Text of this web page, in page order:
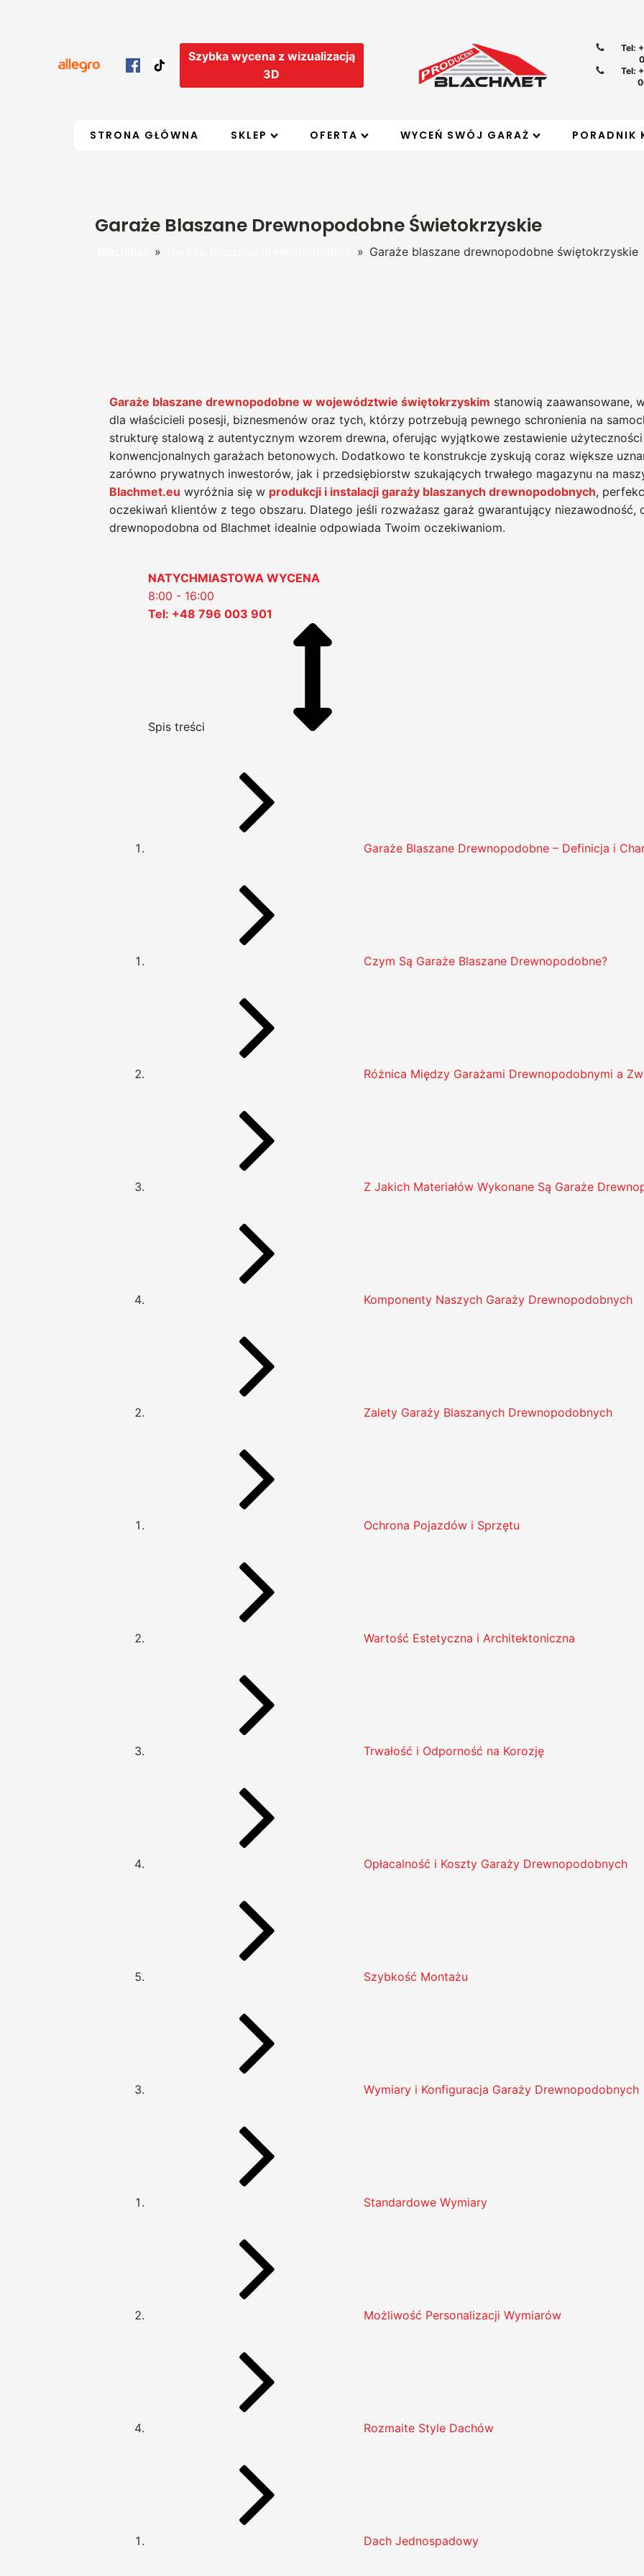
Szybka wycena z wizualizacją
3D
Tel:
Tel:
STRONA GŁÓWNA SKLEP OFERTA WYCEŃ SWÓJ GARAŻ PORADNIK
Garaże Blaszane Drewnopodobne Świetokrzyskie
» » Garaże blaszane drewnopodobne świętokrzyskie
Garaże blaszane drewnopodobne w województwie świętokrzyskim stanowią zaawansowane,
dla właścicieli posesji, biznesmenów oraz tych, którzy potrzebują pewnego schronienia na
strukturę stalową z autentycznym wzorem drewna, oferując wyjątkowe zestawienie
konwencjonalnych garażach betonowych. Dodatkowo te konstrukcje zyskują coraz większe
zarówno prywatnych inwestorów, jak i przedsiębiorstw szukających trwałego magazynu na
Blachmet.eu wyróżnia się w produkcji i instalacji garaży blaszanych drewnopodobnych,
oczekiwań klientów z tego obszaru. Dlatego jeśli rozważasz garaż gwarantujący
drewnopodobna od Blachmet idealnie odpowiada Twoim oczekiwaniom.
NATYCHMIASTOWA WYCENA
8:00 - 16:00
Tel: +48 796 003 901
Spis treści
Garaże Blaszane Drewnopodobne – Definicja i
Czym Są Garaże Blaszane Drewnopodobne?
Różnica Między Garażami Drewnopodobnymi a
Z Jakich Materiałów Wykonane Są Garaże
Komponenty Naszych Garaży Drewnopodobnych
Zalety Garaży Blaszanych Drewnopodobnych
Ochrona Pojazdów i Sprzętu
Wartość Estetyczna i Architektoniczna
Trwałość i Odporność na Korozję
Opłacalność i Koszty Garaży Drewnopodobnych
Szybkość Montażu
Wymiary i Konfiguracja Garaży Drewnopodobnych
Standardowe Wymiary
Możliwość Personalizacji Wymiarów
Rozmaite Style Dachów
Dach Jednospadowy